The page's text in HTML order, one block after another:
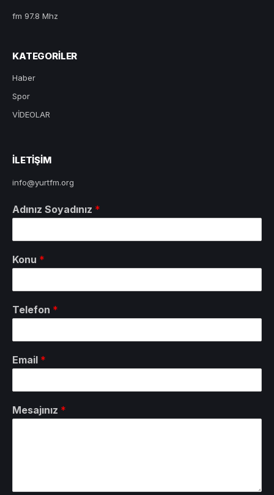
fm 97.8 Mhz
KATEGORILER
Haber
Spor
VİDEOLAR
ILETIŞIM
info@yurtfm.org
Adınız Soyadınız *
Konu *
Telefon *
Email *
Mesajınız *